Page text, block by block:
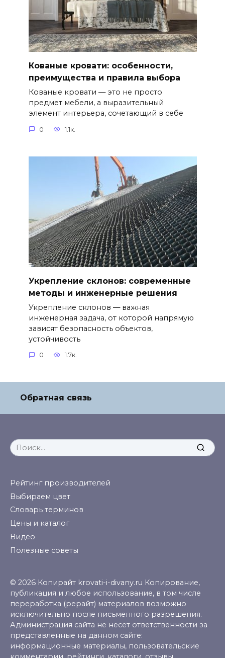
Кованые кровати: особенности,
преимущества и правила выбора
Кованые кровати — это не просто
предмет мебели, а выразительный
элемент интерьера, сочетающий в себе
0 1.1к.
Укрепление склонов: современные
методы и инженерные решения
Укрепление склонов — важная
инженерная задача, от которой напрямую
зависят безопасность объектов,
устойчивость
0 1.7к.
Обратная связь
Search
for:
Рейтинг производителей
Выбираем цвет
Словарь терминов
Цены и каталог
Видео
Полезные советы
© 2026 Копирайт krovati-i-divany.ru Копирование,
публикация и любое использование, в том числе
переработка (рерайт) материалов возможно
исключительно после письменного разрешения.
Администрация сайта не несет ответственности за
представленные на данном сайте:
информационные материалы, пользовательские